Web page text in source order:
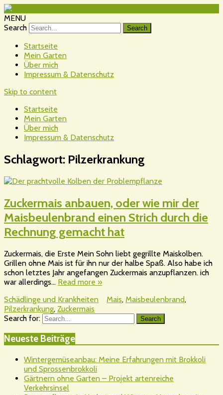
MENU
Search
Startseite
Mein Garten
Über mich
Impressum & Datenschutz
Skip to content
Startseite
Mein Garten
Über mich
Impressum & Datenschutz
Schlagwort: Pilzerkrankung
Zuckermais anbauen, oder wie mir der
Maisbeulenbrand einen Strich durch die
Rechnung gemacht hat
Zuckermais, die Erste Mein Sohn liebt gegrillte Maiskolben.
Grillen ohne Mais ist für ihn nur der halbe Spaß. Also habe ich
schon letztes Jahr angefangen Zuckermais anzupflanzen. ich
war allerdings… Read more »
Schädlinge und Krankheiten
Mais, Maisbeulenbrand,
Pilzerkrankung, Zuckermais
Search for:
Search
Neueste Beiträge
Wintergemüseanbau: Meine Erfahrungen mit Brokkoli
und Sprossenbrokkoli
Gärtnern ohne Garten – Projekt artenreiche
Verkehrsinsel